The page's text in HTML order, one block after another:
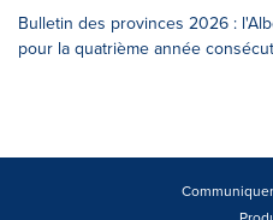
Bulletin des provinces 2026 :
pour la quatrième année